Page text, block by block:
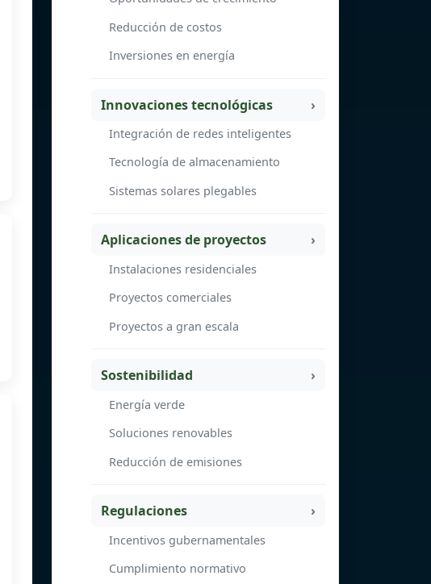
Reducción de costos
Inversiones en energía
Innovaciones tecnológicas
Integración de redes inteligentes
Tecnología de almacenamiento
Sistemas solares plegables
Aplicaciones de proyectos
Instalaciones residenciales
Proyectos comerciales
Proyectos a gran escala
Sostenibilidad
Energía verde
Soluciones renovables
Reducción de emisiones
Regulaciones
Incentivos gubernamentales
Cumplimiento normativo